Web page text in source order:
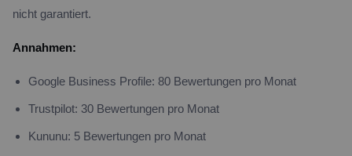
nicht garantiert.
Annahmen:
Google Business Profile: 80 Bewertungen pro Monat
Trustpilot: 30 Bewertungen pro Monat
Kununu: 5 Bewertungen pro Monat